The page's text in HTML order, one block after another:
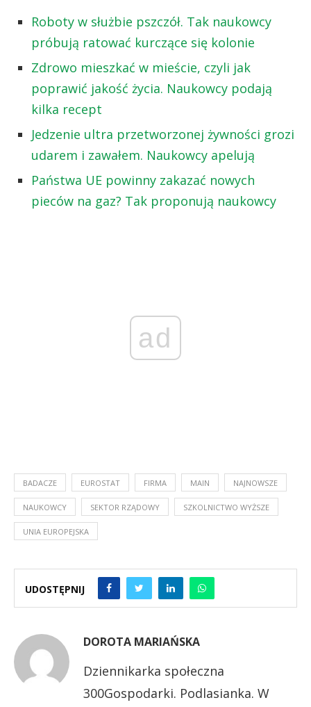
Roboty w służbie pszczół. Tak naukowcy
próbują ratować kurczące się kolonie
Zdrowo mieszkać w mieście, czyli jak
poprawić jakość życia. Naukowcy podają
kilka recept
Jedzenie ultra przetworzonej żywności grozi
udarem i zawałem. Naukowcy apelują
Państwa UE powinny zakazać nowych
pieców na gaz? Tak proponują naukowcy
ad
BADACZE EUROSTAT FIRMA MAIN NAJNOWSZE
NAUKOWCY SEKTOR RZĄDOWY SZKOLNICTWO WYŻSZE
UNIA EUROPEJSKA
UDOSTĘPNIJ
DOROTA MARIAŃSKA
Dziennikarka społeczna
300Gospodarki. Podlasianka. W